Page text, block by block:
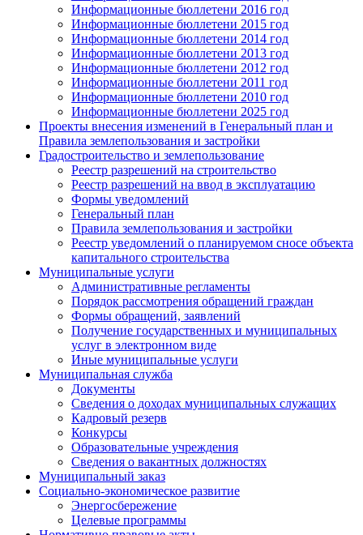
Информационные бюллетени 2016 год
Информационные бюллетени 2015 год
Информационные бюллетени 2014 год
Информационные бюллетени 2013 год
Информационные бюллетени 2012 год
Информационные бюллетени 2011 год
Информационные бюллетени 2010 год
Информационные бюллетени 2025 год
Проекты внесения изменений в Генеральный план и
Правила землепользования и застройки
Градостроительство и землепользование
Реестр разрешений на строительство
Реестр разрешений на ввод в эксплуатацию
Формы уведомлений
Генеральный план
Правила землепользования и застройки
Реестр уведомлений о планируемом сносе объекта
капитального строительства
Муниципальные услуги
Административные регламенты
Порядок рассмотрения обращений граждан
Формы обращений, заявлений
Получение государственных и муниципальных
услуг в электронном виде
Иные муниципальные услуги
Муниципальная служба
Документы
Сведения о доходах муниципальных служащих
Кадровый резерв
Конкурсы
Образовательные учреждения
Сведения о вакантных должностях
Муниципальный заказ
Социально-экономическое развитие
Энергосбережение
Целевые программы